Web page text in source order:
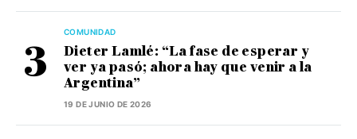
COMUNIDAD
Dieter Lamlé: “La fase de esperar y
ver ya pasó; ahora hay que venir a la
Argentina”
19 DE JUNIO DE 2026